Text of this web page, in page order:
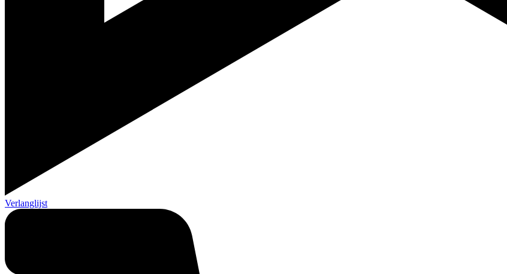
Verlanglijst